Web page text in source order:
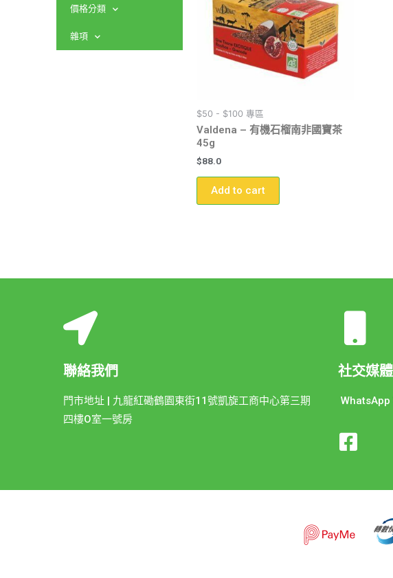
價格分類
雜項
$50 - $100 專區
Valdena – 有機石榴南非國寶茶
45g
$88.0
Add to cart
聯絡我們
門市地址 | 九龍紅磡鶴園東街11號凱旋工商中心第三期
四樓O室一號房
社交媒